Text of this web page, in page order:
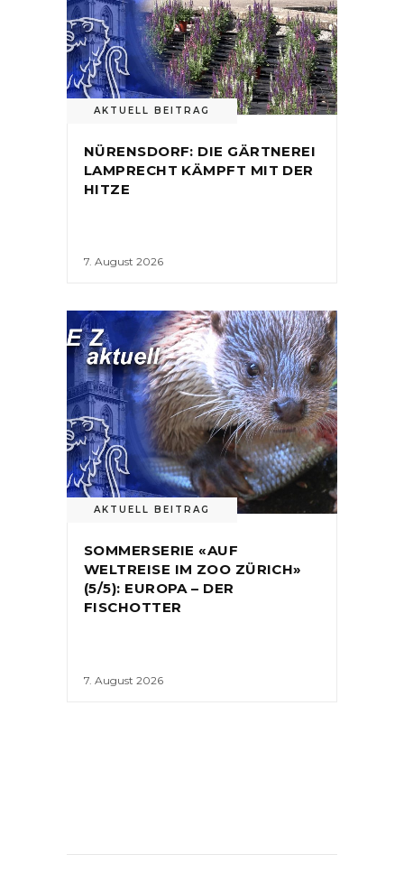
AKTUELL BEITRAG
NÜRENSDORF: DIE GÄRTNEREI
LAMPRECHT KÄMPFT MIT DER
HITZE
7. August 2026
AKTUELL BEITRAG
SOMMERSERIE «AUF
WELTREISE IM ZOO ZÜRICH»
(5/5): EUROPA – DER
FISCHOTTER
7. August 2026